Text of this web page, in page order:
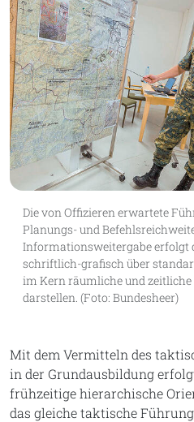
Die von Offizieren erwartete
Planungs- und
Informationsweitergabe erfolgt
schriftlich-grafisch über
im Kern räumliche und
darstellen. (Foto: Bundesheer)
Mit dem Vermitteln des
in der Grundausbildung
frühzeitige hierarchische
das gleiche taktische